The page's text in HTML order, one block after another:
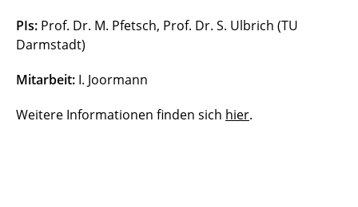
PIs: Prof. Dr. M. Pfetsch, Prof. Dr. S. Ulbrich (TU
Darmstadt)
Mitarbeit: I. Joormann
Weitere Informationen finden sich hier.